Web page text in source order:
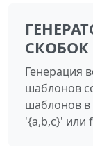
СКОБОК
Генерация
шаблонов
шаблонов в
'{a,b,c}' или